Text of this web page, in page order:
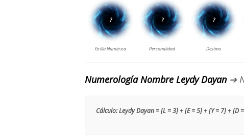
Numerología Nombre Leydy Dayan➔
Cálculo: Leydy Dayan = [L = 3] + [E = 5] + [Y = 7] +